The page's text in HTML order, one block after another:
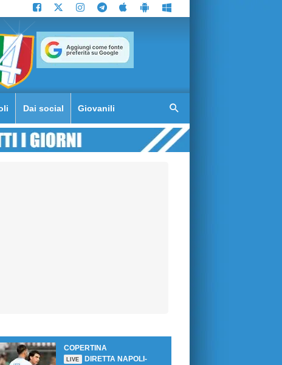
Dai social Giovanili
COPERTINA
LIVE
DIRETTA NAPOLI-